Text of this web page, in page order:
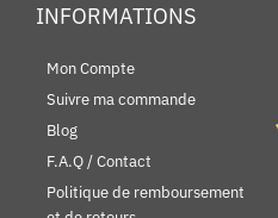
INFORMATIONS
Mon Compte
Suivre ma commande
Blog
F.A.Q / Contact
Politique de remboursement